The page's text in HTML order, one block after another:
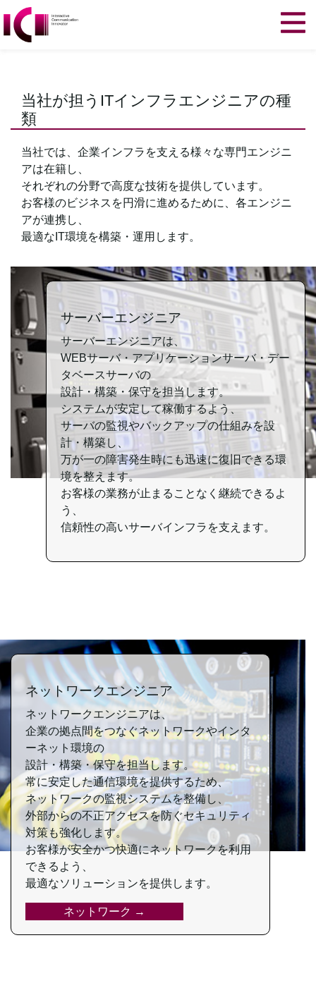
当社が担う ITインフラエンジニアの種
類
当社では、企業インフラを支える様々な専門エンジニ
アは在籍し、
それぞれの分野で高度な技術を提供しています。
お客様のビジネスを円滑に進めるために、 各エンジニ
アが連携し、
最適なIT環境を構築・運用します。
サーバーエンジニア
サーバーエンジニアは、
WEBサーバ・アプリケーションサーバ・デー
タベースサーバの
設計・構築・保守を担当します。
システムが安定して稼働するよう、
サーバの監視やバックアップの仕組みを設
計・構築し、
万が一の障害発生時にも迅速に復旧できる環
境を整えます。
お客様の業務が止まることなく 継続できるよ
う、
信頼性の高いサーバインフラを支えます。
ネットワークエンジニア
ネットワークエンジニアは、
企業の拠点間をつなぐネットワークやインタ
ーネット環境の
設計・構築・保守を担当します。
常に安定した通信環境を提供するため、
ネットワークの監視システムを整備し、
外部からの不正アクセスを防ぐセキュリティ
対策も強化します。
お客様が安全かつ快適にネットワークを利用
できるよう、
最適なソリューションを提供します。
ネットワーク →